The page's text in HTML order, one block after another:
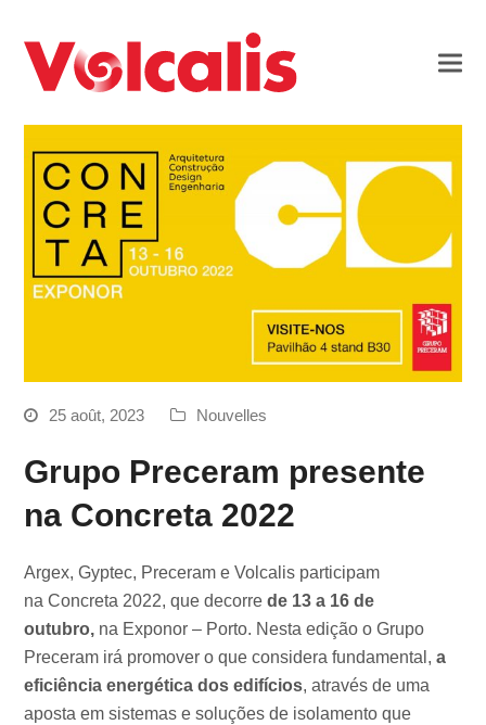
25 août, 2023 Nouvelles
Grupo Preceram presente
na Concreta 2022
Argex, Gyptec, Preceram e Volcalis participam
na Concreta 2022, que decorrede 13 a 16 de
outubro, na Exponor – Porto. Nesta edição o Grupo
Preceram irá promover o que considera fundamental,a
eficiência energética dos edifícios, através de uma
aposta em sistemas e soluções de isolamento que